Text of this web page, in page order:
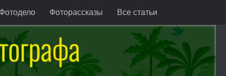
Фоторассказы Все статьи